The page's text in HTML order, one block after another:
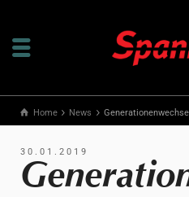
Home News
30.01.2019